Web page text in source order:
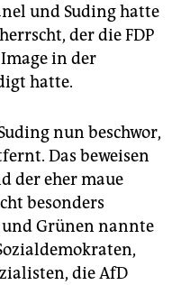
und Suding hatte
der die FDP
in der
hatte.
nun beschwor,
Das beweisen
der eher maue
besonders
und Grünen nannte
die AfD